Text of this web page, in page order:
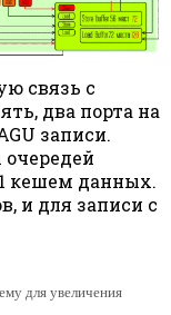
связь с
два порта на
записи.
кешем данных.
и для записи с
для увеличения